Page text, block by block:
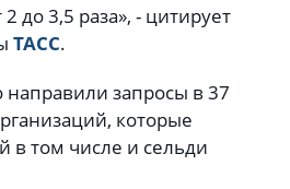
до 3,5 раза», - цитирует
ТАСС.
запросы в 37
которые
в том числе и сельди